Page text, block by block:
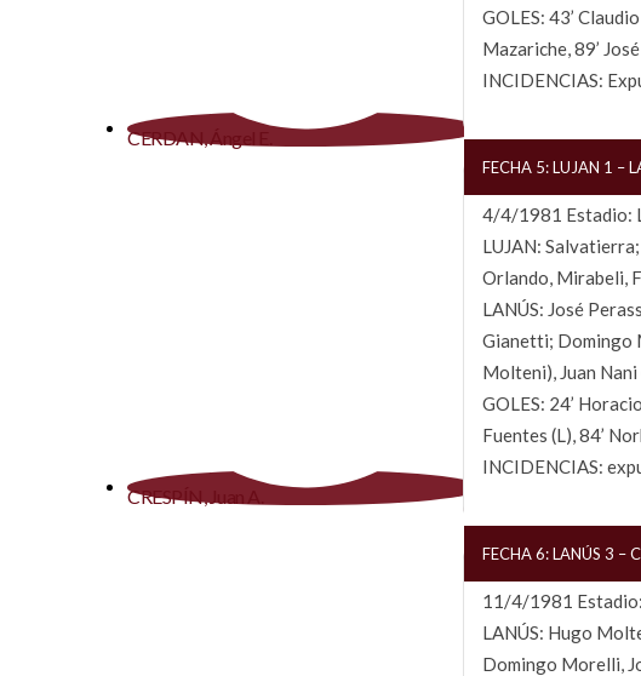
CERDAN, Ángel E.
CRESPÍN, Juan A.
GOLES: 43’
Mazariche, 89’
INCIDENCIAS:
FECHA 5: LUJAN 1 –
4/4/1981 Estadio:
LUJAN:
Orlando, Mirabeli,
LANÚS: José
Gianetti; Domingo
Molteni), Juan
GOLES: 24’
Fuentes (L), 84’
INCIDENCIAS:
FECHA 6: LANÚS 3 –
11/4/1981
LANÚS: Hugo
Domingo Morelli,